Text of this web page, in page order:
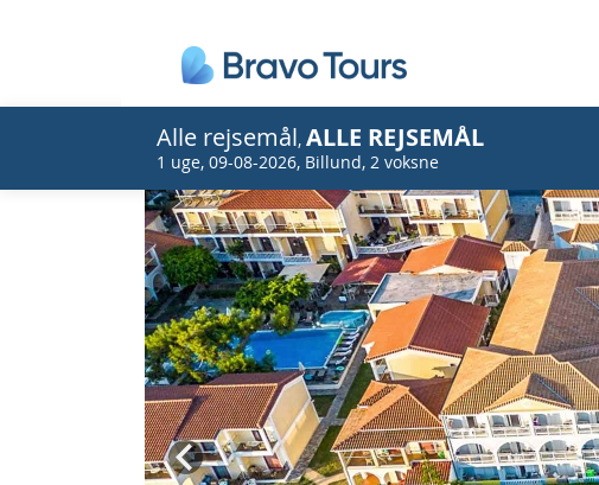
Alle rejsemål, ALLE REJSEMÅL
1 uge, 09-08-2026, Billund, 2 voksne
Prev